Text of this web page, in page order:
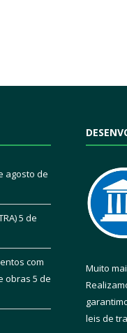
agosto de
5 de
com
obras 5 de
Muito
leis de